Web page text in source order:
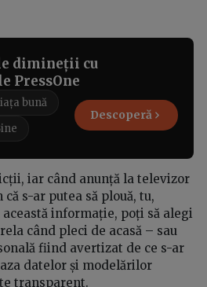
dimineții cu
PressOne
bună
Descoperă
iar când anunță la televizor
că s-ar putea să plouă, tu,
informație, poți să alegi
când pleci de acasă – sau
fiind avertizat de ce s-ar
datelor și modelărilor
transparent.